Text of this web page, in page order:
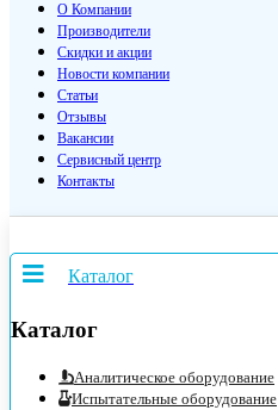
О Компании
Производители
Скидки и акции
Новости компании
Статьи
Отзывы
Вакансии
Сервисный центр
Контакты
Каталог
Каталог
Аналитическое оборудование
Испытательные оборудование